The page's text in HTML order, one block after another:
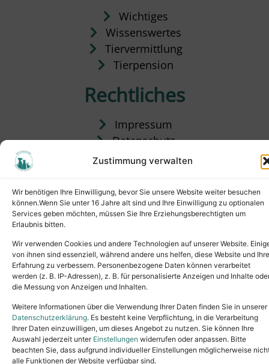
Zustimmung verwalten
Wir benötigen Ihre Einwilligung, bevor Sie unsere Website weiter besuchen
können.Wenn Sie unter 16 Jahre alt sind und Ihre Einwilligung zu optionalen
Services geben möchten, müssen Sie Ihre Erziehungsberechtigten um
Erlaubnis bitten.
Wir verwenden Cookies und andere Technologien auf unserer Website.
von ihnen sind essenziell, während andere uns helfen, diese Website und Ihre
Erfahrung zu verbessern. Personenbezogene Daten können verarbeitet
werden (z. B. IP-Adressen), z. B. für personalisierte Anzeigen und Inhalte
die Messung von Anzeigen und Inhalten.
Weitere Informationen über die Verwendung Ihrer Daten finden Sie in unserer
Datenschutzerklärung. Es besteht keine Verpflichtung, in die Verarbeitung
Ihrer Daten einzuwilligen, um dieses Angebot zu nutzen. Sie können Ihre
Auswahl jederzeit unter Einstellungen widerrufen oder anpassen. Bitte
beachten Sie, dass aufgrund individueller Einstellungen möglicherweise
alle Funktionen der Website verfügbar sind.
Wichtiges
Wissenswertes
Tiervermittlung
Tierpension
Rechtliches
Impressum
Datenschutz
Satzung
Copyright © 2024. All rights reserved.
Tel.: (02631) 55356buero@tierheim-neuwied.de
Ludwigshof 1, 56567 Neuwied